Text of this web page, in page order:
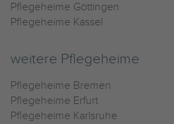
Pflegeheime Göttingen
Pflegeheime Kassel
weitere Pflegeheime
Pflegeheime Bremen
Pflegeheime Erfurt
Pflegeheime Karlsruhe